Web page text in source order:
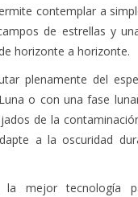
contemplar a
de estrellas y
horizonte a horizonte.
plenamente del
o con una fase
de la
a la oscuridad
la mejor tecnología